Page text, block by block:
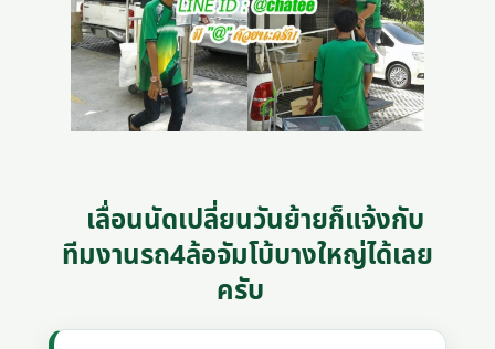
เลื่อนนัดเปลี่ยนวันย้ายก็แจ้งกับ
ทีมงานรถ4ล้อจัมโบ้บางใหญ่ได้เลย
ครับ